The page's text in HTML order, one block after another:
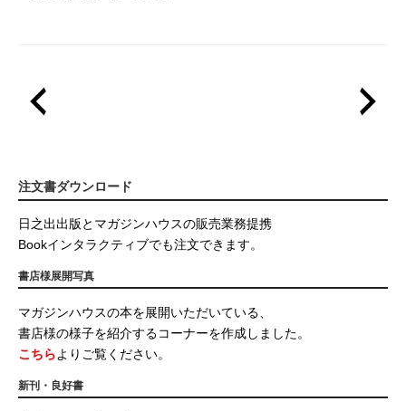
注文書ダウンロード
日之出出版とマガジンハウスの販売業務提携
Bookインタラクティブでも注文できます。
書店様展開写真
マガジンハウスの本を展開いただいている、
書店様の様子を紹介するコーナーを作成しました。
こちらよりご覧ください。
新刊・良好書